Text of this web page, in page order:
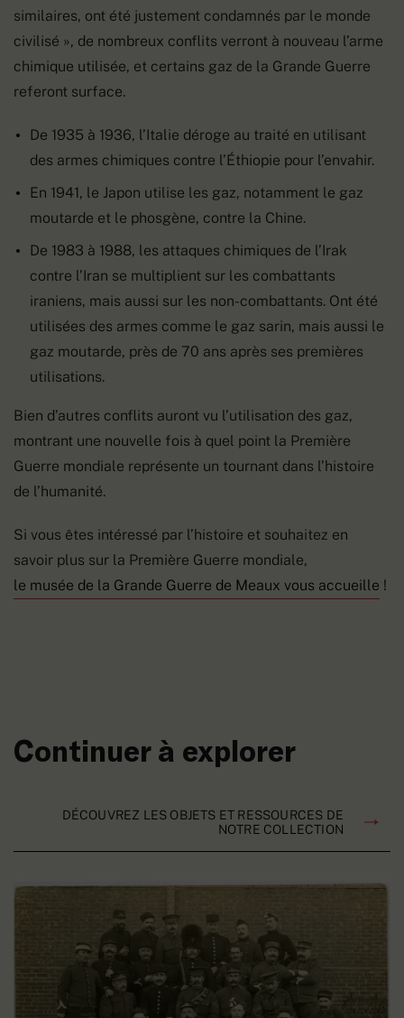
similaires, ont été justement condamnés par le monde
civilisé », de nombreux conflits verront à nouveau l’arme
chimique utilisée, et certains gaz de la Grande Guerre
referont surface.
De 1935 à 1936, l’Italie déroge au traité en utilisant
des armes chimiques contre l’Éthiopie pour l’envahir.
En 1941, le Japon utilise les gaz, notamment le gaz
moutarde et le phosgène, contre la Chine.
De 1983 à 1988, les attaques chimiques de l’Irak
contre l’Iran se multiplient sur les combattants
iraniens, mais aussi sur les non-combattants. Ont été
utilisées des armes comme le gaz sarin, mais aussi le
gaz moutarde, près de 70 ans après ses premières
utilisations.
Bien d’autres conflits auront vu l’utilisation des gaz,
montrant une nouvelle fois à quel point la Première
Guerre mondiale représente un tournant dans l’histoire
de l’humanité.
Si vous êtes intéressé par l’histoire et souhaitez en
savoir plus sur la Première Guerre mondiale,
le musée de la Grande Guerre de Meaux vous accueille !
Continuer à explorer
DÉCOUVREZ LES OBJETS ET RESSOURCES DE
NOTRE COLLECTION